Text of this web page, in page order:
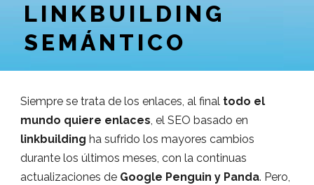
LINKBUILDING
SEMÁNTICO
Siempre se trata de los enlaces, al final todo el
mundo quiere enlaces, el SEO basado en
linkbuilding ha sufrido los mayores cambios
durante los últimos meses, con la continuas
actualizaciones de Google Penguin y Panda. Pero,